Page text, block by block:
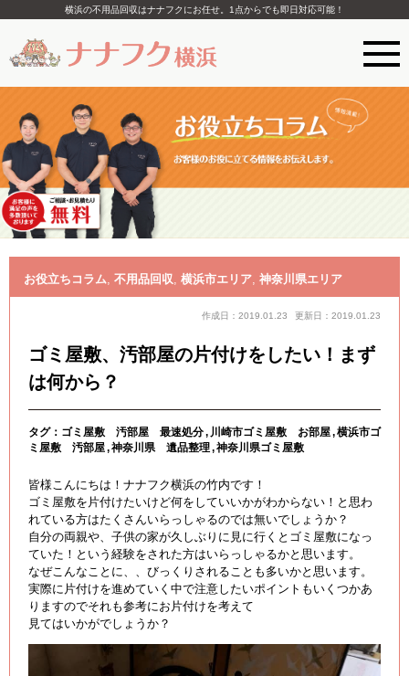
横浜の不用品回収はナナフクにお任せ。1点からでも即日対応可能！
お役立ちコラム, 不用品回収, 横浜市エリア, 神奈川県エリア
作成日：2019.01.23 更新日：2019.01.23
ゴミ屋敷、汚部屋の片付けをしたい！まず
は何から？
タグ： ゴミ屋敷 汚部屋 最速処分 川崎市ゴミ屋敷 お部屋 横浜市ゴ
ミ屋敷 汚部屋 神奈川県 遺品整理 神奈川県ゴミ屋敷
皆様こんにちは！ナナフク横浜の竹内です！
ゴミ屋敷を片付けたいけど何をしていいかがわからない！と思わ
れている方はたくさんいらっしゃるのでは無いでしょうか？
自分の両親や、子供の家が久しぶりに見に行くとゴミ屋敷になっ
ていた！という経験をされた方はいらっしゃるかと思います。
なぜこんなことに、、びっくりされることも多いかと思います。
実際に片付けを進めていく中で注意したいポイントもいくつかあ
りますのでそれも参考にお片付けを考えて
見てはいかがでしょうか？